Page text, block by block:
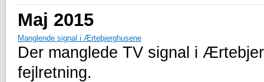
Maj 2015
Manglende signal i Ærtebjerghusene
Der manglede TV signal i
fejlretning.